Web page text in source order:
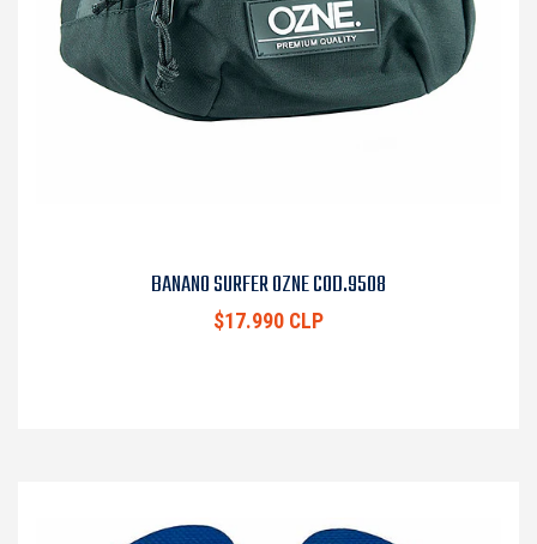
BANANO SURFER OZNE COD.9508
$17.990 CLP